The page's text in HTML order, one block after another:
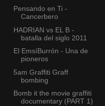
Pensando en Ti -
Cancerbero
HADRIAN vs EL B -
batalla del siglo 2011
El EmsíBurrón - Una de
pioneros
5am Graffiti Graff
bombing
Bomb it the movie graffiti
documentary (PART 1)